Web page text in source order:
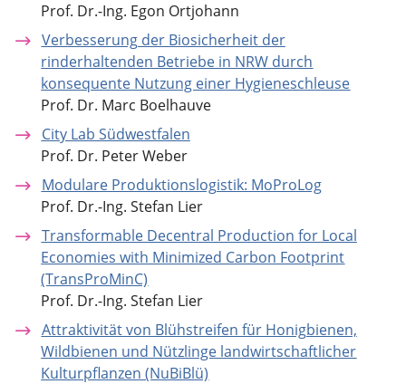
Prof. Dr.-Ing. Egon Ortjohann
Verbesserung der Biosicherheit der
rinderhaltenden Betriebe in NRW durch
konsequente Nutzung einer Hygieneschleuse
Prof. Dr. Marc Boelhauve
City Lab Südwestfalen
Prof. Dr. Peter Weber
Modulare Produktionslogistik: MoProLog
Prof. Dr.-Ing. Stefan Lier
Transformable Decentral Production for Local
Economies with Minimized Carbon Footprint
(TransProMinC)
Prof. Dr.-Ing. Stefan Lier
Attraktivität von Blühstreifen für Honigbienen,
Wildbienen und Nützlinge landwirtschaftlicher
Kulturpflanzen (NuBiBlü)